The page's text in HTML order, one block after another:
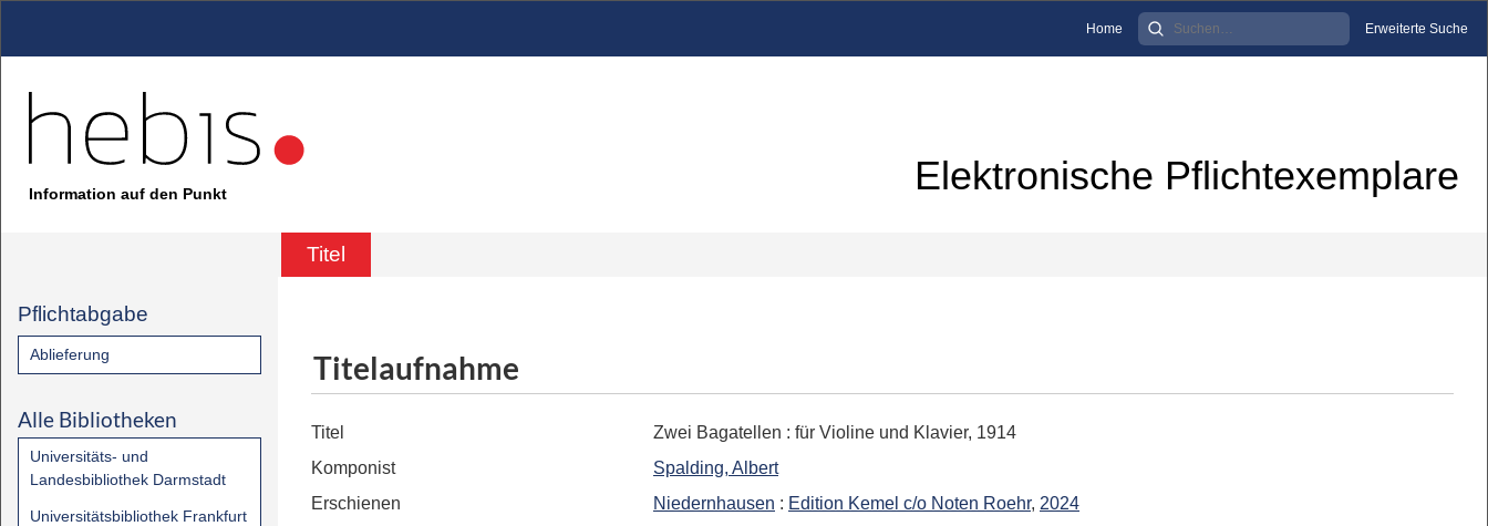
Home Erweiterte Suche
Information auf den Punkt Elektronische Pflichtexemplare
Titel
Pflichtabgabe
Ablieferung
Alle Bibliotheken
Universitäts- und
Landesbibliothek Darmstadt
Universitätsbibliothek Frankfurt
Titelaufnahme
Titel Zwei Bagatellen : für Violine und Klavier, 1914
Komponist
Spalding, Albert
Erschienen
Niedernhausen : Edition Kemel c/o Noten Roehr, 2024